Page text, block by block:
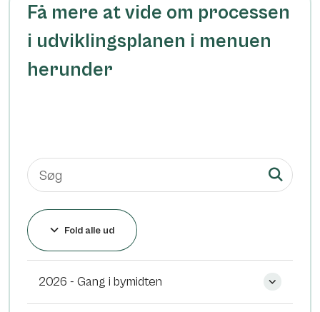
Få mere at vide om processen
i udviklingsplanen i menuen
herunder
Fold alle ud
2026 - Gang i bymidten